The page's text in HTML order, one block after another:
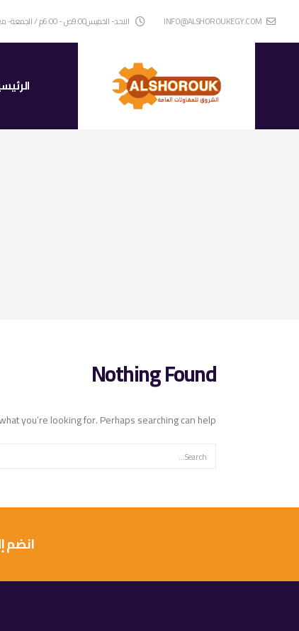
INFO@ALSHOROUKEGY.COM الاحد- الخميس9:00ص - 6:00م / الجمعة- مغلق
Nothing Found
you’re looking for. Perhaps searching can help.
انضم إلى أكثر